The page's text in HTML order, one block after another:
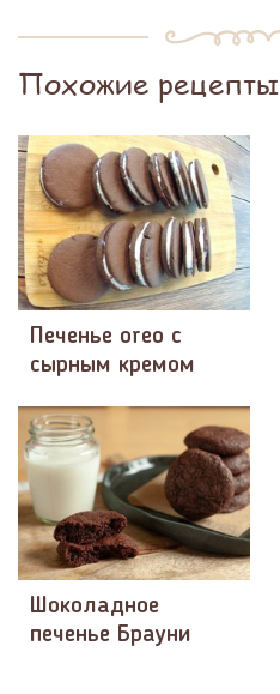
Похожие рецепты
Печенье oreo с
сырным кремом
Шоколадное
печенье Брауни